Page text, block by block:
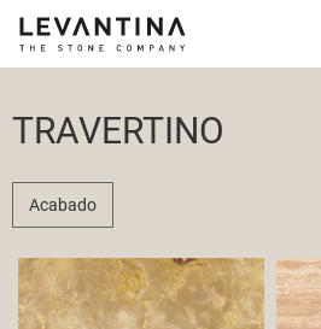
Materiales
Proyectos
Aplicaciones
Profesionales
TRAVERTINO
Acabado